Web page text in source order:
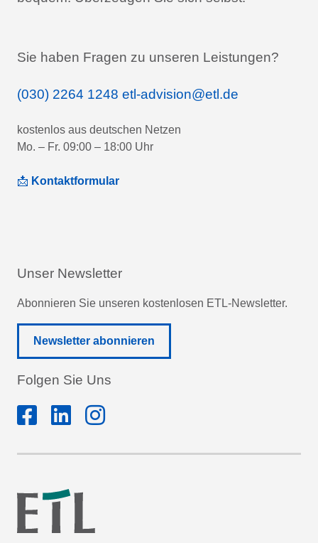
Sie haben Fragen zu unseren Leistungen?
(030) 2264 1248 etl-advision@etl.de
kostenlos aus deutschen Netzen
Mo. – Fr. 09:00 – 18:00 Uhr
📩 Kontaktformular
Unser Newsletter
Abonnieren Sie unseren kostenlosen ETL-Newsletter.
Newsletter abonnieren
Folgen Sie Uns